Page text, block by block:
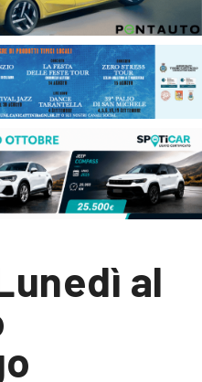
al